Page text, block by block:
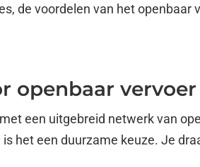
de voordelen van het
openbaar vervoer
een uitgebreid netwerk van
het een duurzame keuze. Je